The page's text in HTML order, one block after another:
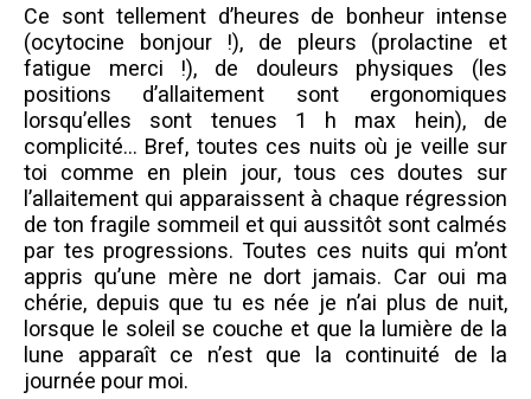
Ce sont tellement d’heures de bonheur intense
(ocytocine bonjour !), de pleurs (prolactine et
fatigue merci !), de douleurs physiques (les
positions d’allaitement sont ergonomiques
lorsqu’elles sont tenues 1 h max hein), de
complicité… Bref, toutes ces nuits où je veille sur
toi comme en plein jour, tous ces doutes sur
l’allaitement qui apparaissent à chaque régression
de ton fragile sommeil et qui aussitôt sont calmés
par tes progressions. Toutes ces nuits qui m’ont
appris qu’une mère ne dort jamais. Car oui ma
chérie, depuis que tu es née je n’ai plus de nuit,
lorsque le soleil se couche et que la lumière de la
lune apparaît ce n’est que la continuité de la
journée pour moi.